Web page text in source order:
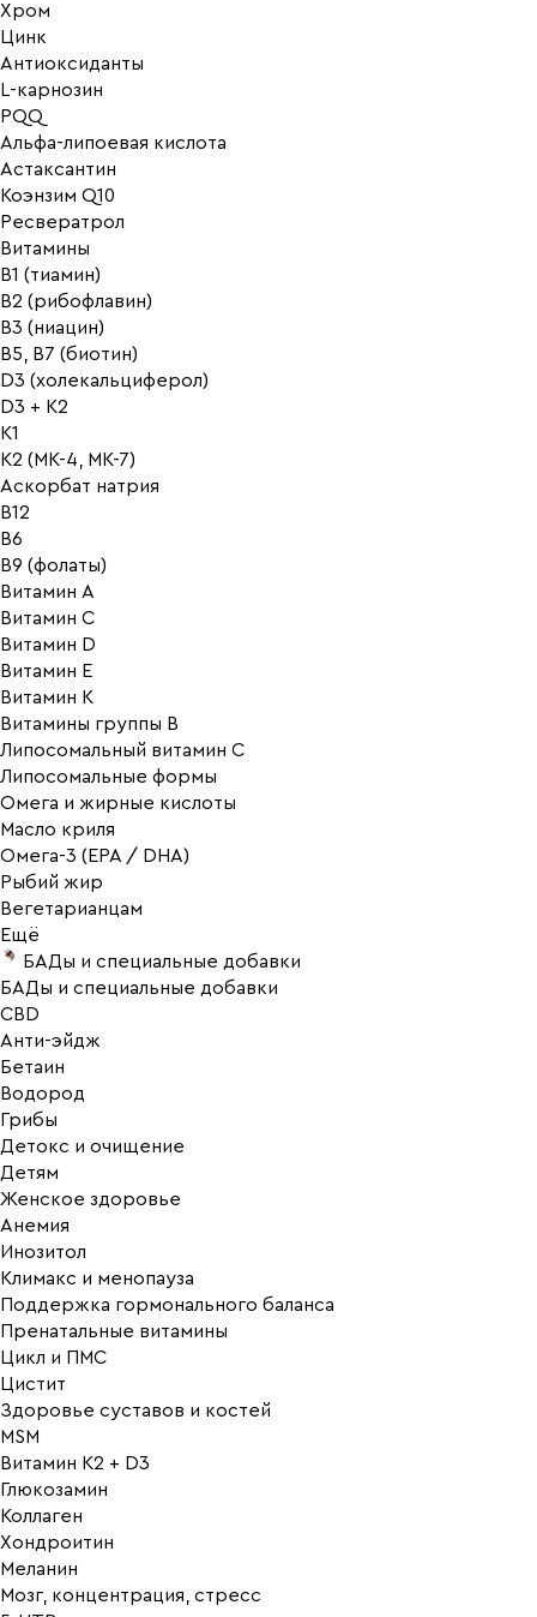
Хром
Цинк
Антиоксиданты
L-карнозин
PQQ
Альфа-липоевая кислота
Астаксантин
Коэнзим Q10
Ресвератрол
Витамины
B1 (тиамин)
B2 (рибофлавин)
B3 (ниацин)
B5, B7 (биотин)
D3 (холекальциферол)
D3 + K2
K1
K2 (MK-4, MK-7)
Аскорбат натрия
В12
В6
В9 (фолаты)
Витамин A
Витамин C
Витамин D
Витамин E
Витамин K
Витамины группы B
Липосомальный витамин C
Липосомальные формы
Омега и жирные кислоты
Масло криля
Омега-3 (EPA / DHA)
Рыбий жир
Вегетарианцам
Ещё
БАДы и специальные добавки
БАДы и специальные добавки
CBD
Анти-эйдж
Бетаин
Водород
Грибы
Детокс и очищение
Детям
Женское здоровье
Анемия
Инозитол
Климакс и менопауза
Поддержка гормонального баланса
Пренатальные витамины
Цикл и ПМС
Цистит
Здоровье суставов и костей
MSM
Витамин K2 + D3
Глюкозамин
Коллаген
Хондроитин
Меланин
Мозг, концентрация, стресс